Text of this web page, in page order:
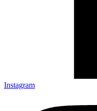
Instagram